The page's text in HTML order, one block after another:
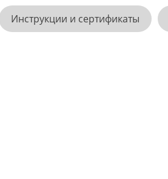
Инструкции и сертификаты